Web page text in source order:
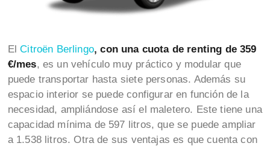
ElCitroën Berlingo, con una cuota de renting de 359
€/mes, es un vehículo muy práctico y modular que
puede transportar hasta siete personas. Además su
espacio interior se puede configurar en función de la
necesidad, ampliándose así el maletero. Este tiene una
capacidad mínima de 597 litros, que se puede ampliar
a 1.538 litros. Otra de sus ventajas es que cuenta con